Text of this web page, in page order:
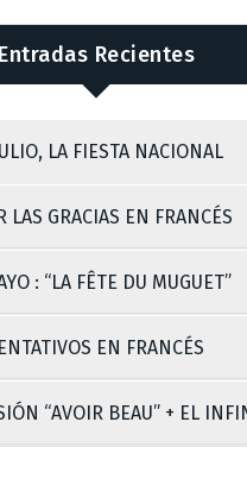
Entradas Recientes
LA FIESTA NACIONAL
LAS GRACIAS EN FRANCÉS
: “LA FÊTE DU MUGUET”
EN FRANCÉS
“AVOIR BEAU” + EL